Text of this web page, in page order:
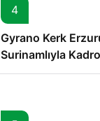
4
Gyrano Kerk
Surinamlıyla